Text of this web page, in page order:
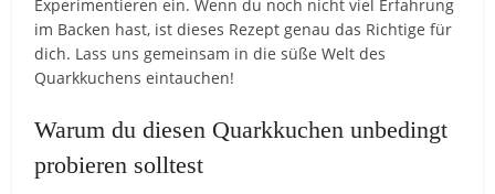
Experimentieren ein. Wenn du noch nicht viel Erfahrung
im Backen hast, ist dieses Rezept genau das Richtige für
dich. Lass uns gemeinsam in die süße Welt des
Quarkkuchens eintauchen!
Warum du diesen Quarkkuchen unbedingt
probieren solltest